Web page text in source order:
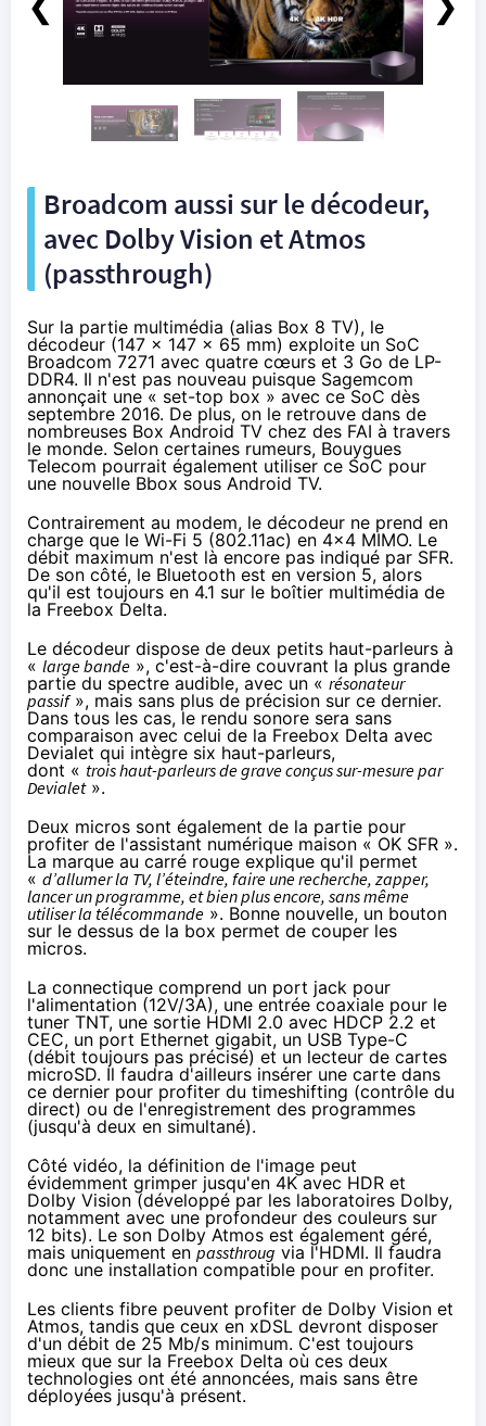
Broadcom aussi sur le décodeur,
avec Dolby Vision et Atmos
(passthrough)
Sur la partie multimédia (alias Box 8 TV), le
décodeur (147 x 147 x 65 mm) exploite un SoC
Broadcom 7271 avec quatre cœurs et 3 Go de LP-
DDR4. Il n'est pas nouveau puisque Sagemcom
annonçait une « set-top box » avec ce SoC dès
septembre 2016. De plus, on le retrouve dans de
nombreuses Box Android TV chez des FAI à travers
le monde. Selon certaines rumeurs, Bouygues
Telecom pourrait également utiliser ce SoC pour
une nouvelle Bbox sous Android TV.
Contrairement au modem, le décodeur ne prend en
charge que le Wi-Fi 5 (802.11ac) en 4x4 MIMO. Le
débit maximum n'est là encore pas indiqué par SFR.
De son côté, le Bluetooth est en version 5, alors
qu'il est toujours en 4.1 sur le boîtier multimédia de
la Freebox Delta.
Le décodeur dispose de deux petits haut-parleurs à
« large bande », c'est-à-dire couvrant la plus grande
partie du spectre audible, avec un « résonateur
passif», mais sans plus de précision sur ce dernier.
Dans tous les cas, le rendu sonore sera sans
comparaison avec celui de la Freebox Delta avec
Devialet qui intègre six haut-parleurs,
dont « trois haut-parleurs de grave conçus sur-mesure par
Devialet».
Deux micros sont également de la partie pour
profiter de l'assistant numérique maison « OK SFR ».
La marque au carré rouge explique qu'il permet
« d’allumer la TV, l’éteindre, faire une recherche, zapper,
lancer un programme, et bien plus encore, sans même
utiliser la télécommande ». Bonne nouvelle, un bouton
sur le dessus de la box permet de couper les
micros.
La connectique comprend un port jack pour
l'alimentation (12V/3A), une entrée coaxiale pour le
tuner TNT, une sortie HDMI 2.0 avec HDCP 2.2 et
CEC, un port Ethernet gigabit, un USB Type-C
(débit toujours pas précisé) et un lecteur de cartes
microSD. Il faudra d'ailleurs insérer une carte dans
ce dernier pour profiter du timeshifting (contrôle du
direct) ou de l'enregistrement des programmes
(jusqu'à deux en simultané).
Côté vidéo, la définition de l'image peut
évidemment grimper jusqu'en 4K avec HDR et
Dolby Vision (développé par les laboratoires Dolby,
notamment avec une profondeur des couleurs sur
12 bits). Le son Dolby Atmos est également géré,
mais uniquement en passthroug via l'HDMI. Il faudra
donc une installation compatible pour en profiter.
Les clients fibre peuvent profiter de Dolby Vision et
Atmos, tandis que ceux en xDSL devront disposer
d'un débit de 25 Mb/s minimum. C'est toujours
mieux que sur la Freebox Delta où ces deux
technologies ont été annoncées, mais sans être
déployées jusqu'à présent.